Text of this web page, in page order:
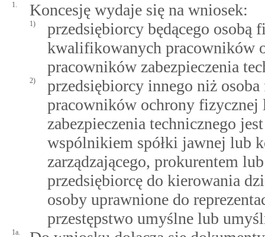
1. Koncesję wydaje się na wniosek:
1)
przedsiębiorcy będącego
kwalifikowanych pracowników
pracowników zabezpieczenia
2)
przedsiębiorcy innego niż
pracowników ochrony
zabezpieczenia technicznego
wspólnikiem spółki jawnej lub
zarządzającego, prokurentem
przedsiębiorcę do kierowania
osoby uprawnione do
przestępstwo umyślne lub
1a.